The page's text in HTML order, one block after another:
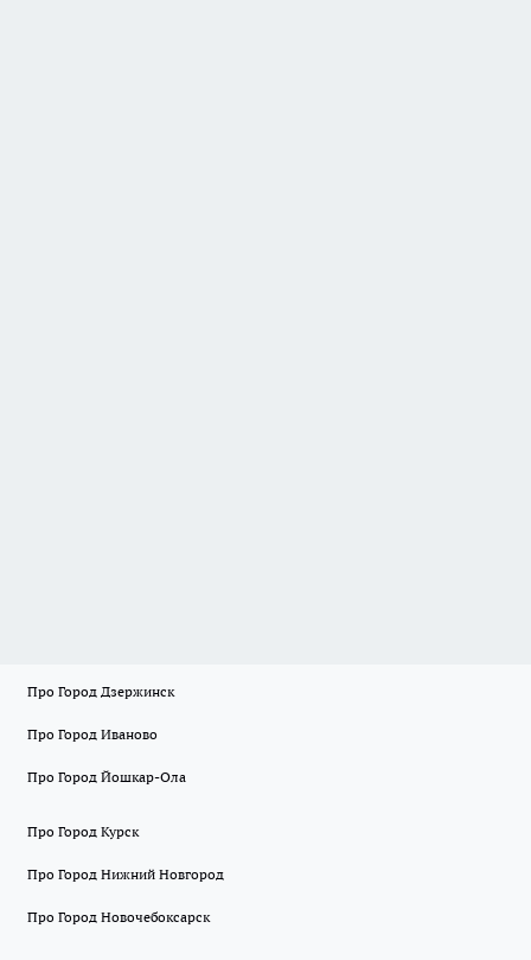
Про Город Дзержинск
Про Город Иваново
Про Город Йошкар-Ола
Про Город Курск
Про Город Нижний Новгород
Про Город Новочебоксарск